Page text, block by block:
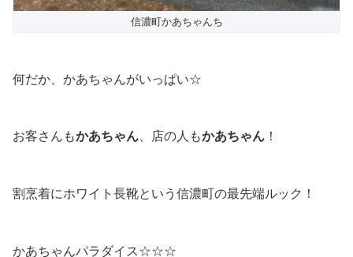
信濃町かあちゃんち
何だか、かあちゃんがいっぱい☆
お客さんもかあちゃん 、店の人もかあちゃん ！
割烹着にホワイト長靴という信濃町の最先端ルック！
かあちゃんパラダイス☆☆☆